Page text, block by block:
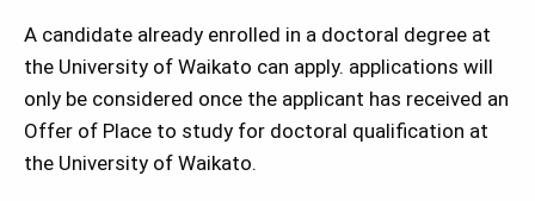
A candidate already enrolled in a doctoral degree at
the University of Waikato can apply. applications will
only be considered once the applicant has received an
Offer of Place to study for doctoral qualification at
the University of Waikato.